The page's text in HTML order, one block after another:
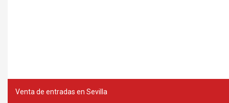
Venta de entradas en Sevilla